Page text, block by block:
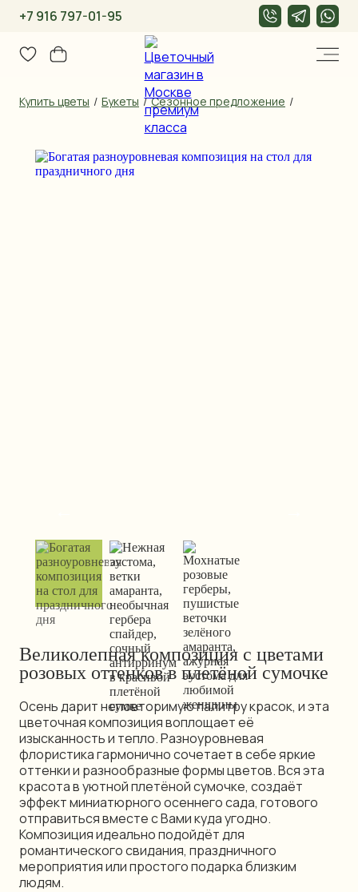
Купить цветы / Букеты / Сезонное предложение /
Великолепная композиция с цветами
розовых оттенков в плетёной сумочке
Осень дарит неповторимую палитру красок, и эта
цветочная композиция воплощает её
изысканность и тепло. Разноуровневая
флористика гармонично сочетает в себе яркие
оттенки и разнообразные формы цветов. Вся эта
красота в уютной плетёной сумочке, создаёт
эффект миниатюрного осеннего сада, готового
отправиться вместе с Вами куда угодно.
Композиция идеально подойдёт для
романтического свидания, праздничного
мероприятия или простого подарка близким
людям.
+7 916 797-01-95